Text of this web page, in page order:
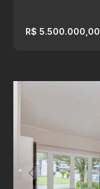
R$ 5.500.000,00